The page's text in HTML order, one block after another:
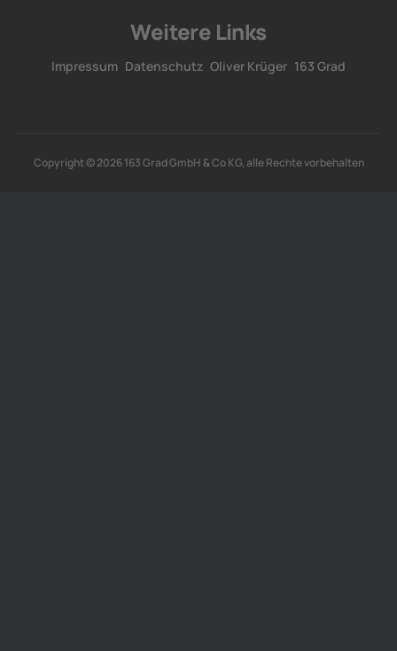
Weitere Links
Impressum Datenschutz Oliver Krüger 163 Grad
Copyright © 2026 163 Grad GmbH & Co KG, alle Rechte vorbehalten